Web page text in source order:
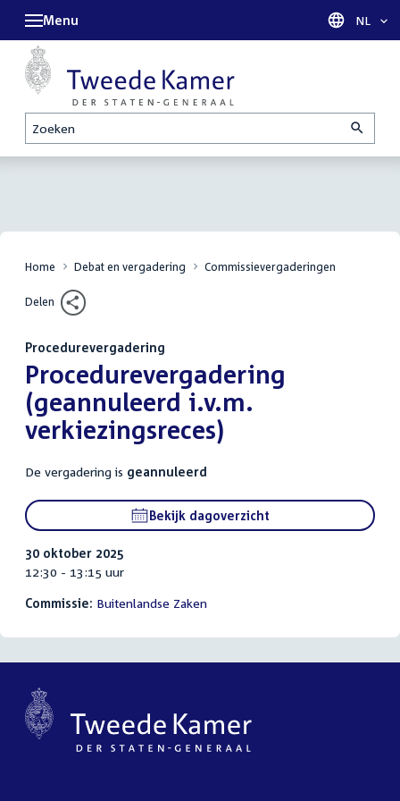
Zoeken
Menu Taal
NL
Home Debat en vergadering Commissievergaderingen
Delen
Procedurevergadering
:Procedurevergadering
(geannuleerd i.v.m.
verkiezingsreces)
De vergadering is geannuleerd
Bekijk dagoverzicht
30 oktober 2025
12:30 - 13:15 uur
Commissie: Buitenlandse Zaken